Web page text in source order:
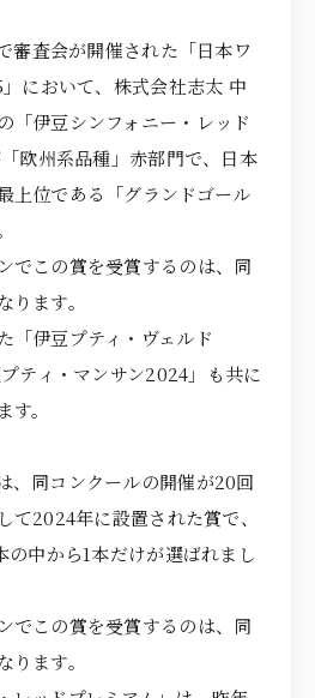
ー
審査会が開催された「日本ワ
において、株式会社志太 中
「伊豆シンフォニー・レッド
欧州系品種」赤部門で、日本
上位である「グランドゴール
でこの賞を受賞するのは、同
ます。
「伊豆プティ・ヴェルド
ティ・マンサン2024」も共に
。
、同コンクールの開催が20回
て2024年に設置された賞で、
中から1本だけが選ばれまし
でこの賞を受賞するのは、同
ます。